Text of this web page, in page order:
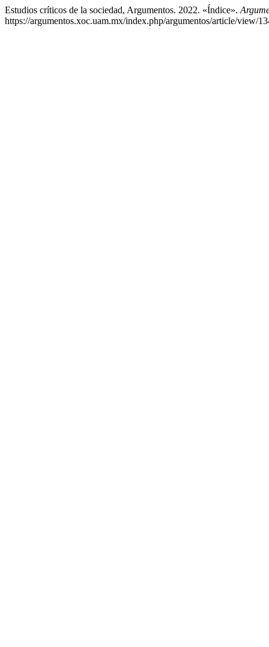
Estudios críticos de la sociedad, Argumentos. 2022. «Índice».
https://argumentos.xoc.uam.mx/index.php/argumentos/article/view/